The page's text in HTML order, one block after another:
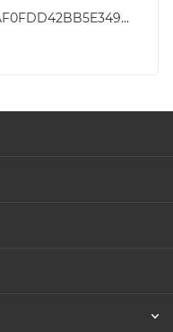
filename="7E501A76AF0FDD42BB5E3490F5128C9D